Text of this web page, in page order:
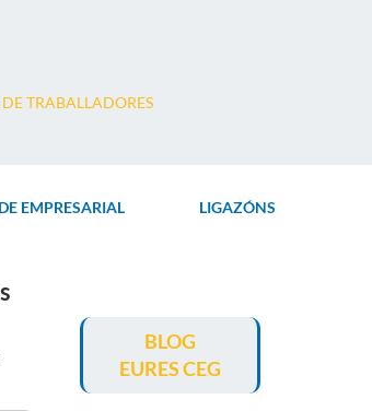
TRABALLADORES
EMPRESARIAL LIGAZÓNS
BLOG
EURES CEG